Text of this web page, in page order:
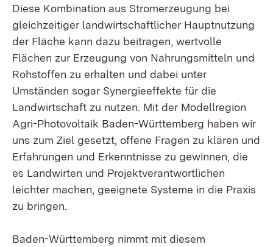
Diese Kombination aus Stromerzeugung bei
gleichzeitiger landwirtschaftlicher Hauptnutzung
der Fläche kann dazu beitragen, wertvolle
Flächen zur Erzeugung von Nahrungsmitteln und
Rohstoffen zu erhalten und dabei unter
Umständen sogar Synergieeffekte für die
Landwirtschaft zu nutzen. Mit der Modellregion
Agri-Photovoltaik Baden-Württemberg haben wir
uns zum Ziel gesetzt, offene Fragen zu klären und
Erfahrungen und Erkenntnisse zu gewinnen, die
es Landwirten und Projektverantwortlichen
leichter machen, geeignete Systeme in die Praxis
zu bringen.
Baden-Württemberg nimmt mit diesem